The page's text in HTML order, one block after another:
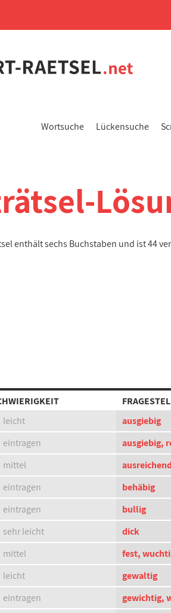
Wortsuche Lückensuche
enthält sechs Buchstaben und ist 44
leicht
ausgiebig
eintragen
ausgiebig,
mittel
ausreichend
eintragen
behäbig
eintragen
bullig
sehr leicht
dick
mittel
fest,
leicht
gewaltig
eintragen
gewichtig,